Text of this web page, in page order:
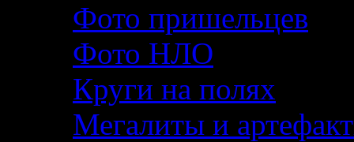
Фото пришельцев
Фото НЛО
Круги на полях
Мегалиты и